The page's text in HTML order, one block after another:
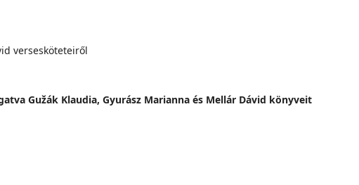
Gužák Klaudia, Gyurász Marianna és Mellár Dávid könyveit